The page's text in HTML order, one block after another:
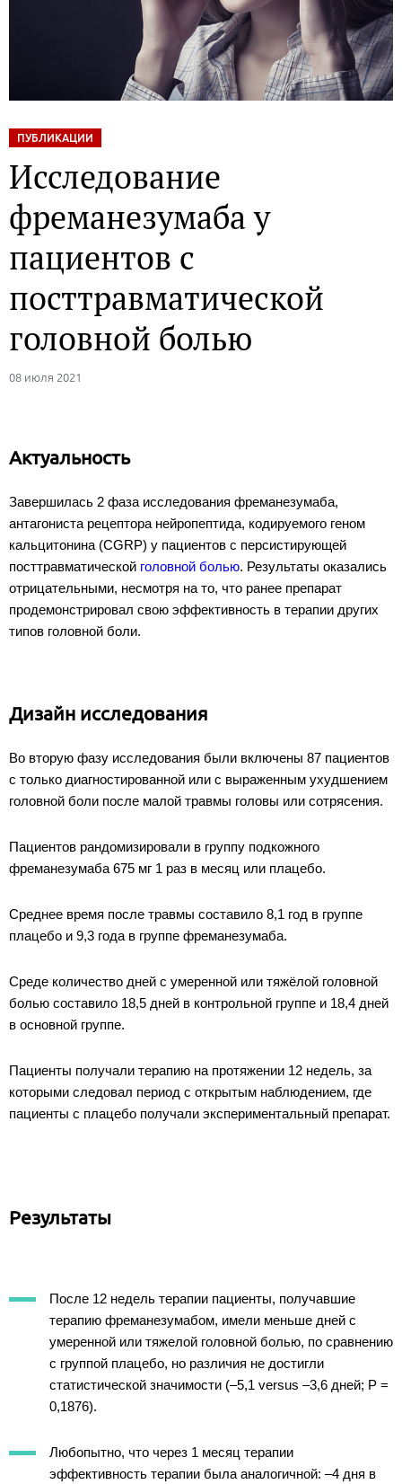
ПУБЛИКАЦИИ
Исследование
фреманезумаба у
пациентов с
посттравматической
головной болью
08 июля 2021
Актуальность
Завершилась 2 фаза исследования фреманезумаба,
антагониста рецептора нейропептида, кодируемого геном
кальцитонина (CGRP) у пациентов с персистирующей
посттравматической головной болью. Результаты оказались
отрицательными, несмотря на то, что ранее препарат
продемонстрировал свою эффективность в терапии других
типов головной боли.
Дизайн исследования
Во вторую фазу исследования были включены 87 пациентов
с только диагностированной или с выраженным ухудшением
головной боли после малой травмы головы или сотрясения.
Пациентов рандомизировали в группу подкожного
фреманезумаба 675 мг 1 раз в месяц или плацебо.
Среднее время после травмы составило 8,1 год в группе
плацебо и 9,3 года в группе фреманезумаба.
Среде количество дней с умеренной или тяжёлой головной
болью составило 18,5 дней в контрольной группе и 18,4 дней
в основной группе.
Пациенты получали терапию на протяжении 12 недель, за
которыми следовал период с открытым наблюдением, где
пациенты с плацебо получали экспериментальный препарат.
Результаты
После 12 недель терапии пациенты, получавшие
терапию фреманезумабом, имели меньше дней с
умеренной или тяжелой головной болью, по сравнению
с группой плацебо, но различия не достигли
статистической значимости (–5,1 versus –3,6 дней; P =
0,1876).
Любопытно, что через 1 месяц терапии
эффективность терапии была аналогичной: –4 дня в